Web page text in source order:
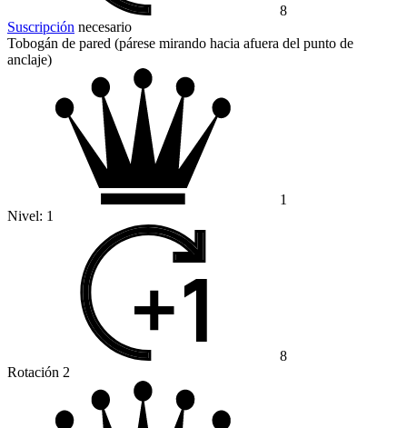
8
Suscripción necesario
Tobogán de pared (párese mirando hacia afuera del punto de
anclaje)
1
Nivel: 1
8
Rotación 2